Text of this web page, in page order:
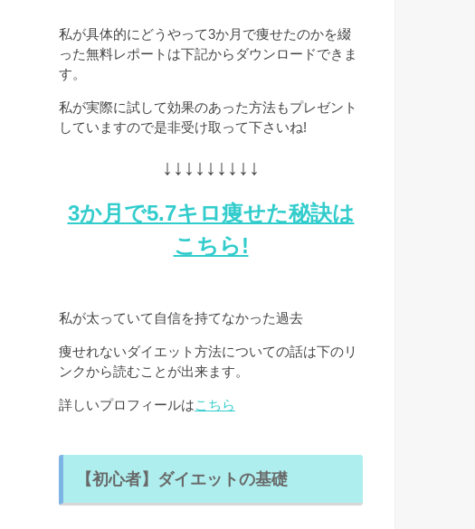
私が具体的にどうやって3か月で痩せたのかを綴
った無料レポートは下記からダウンロードできま
す。
私が実際に試して効果のあった方法もプレゼント
していますので是非受け取って下さいね!
↓↓↓↓↓↓↓↓↓
3か月で5.7キロ痩せた秘訣は
こちら!
私が太っていて自信を持てなかった過去
痩せれないダイエット方法についての話は下のリ
ンクから読むことが出来ます。
詳しいプロフィールはこちら
【初心者】ダイエットの基礎